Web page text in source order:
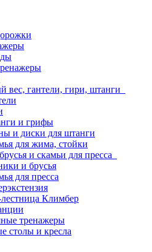
вес, гантели, гири, штанги
и грифы
и диски для штанги
для жима, стойки
и скамьи для пресса
и брусья
для пресса
Климбер
тренажеры
столы и кресла